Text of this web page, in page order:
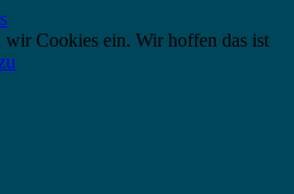
wir Cookies ein. Wir hoffen das ist